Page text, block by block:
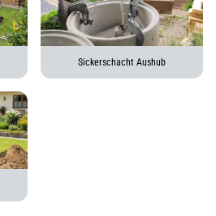
Sickerschacht Aushub